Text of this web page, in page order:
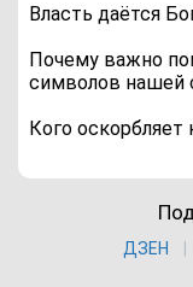
Власть даётся
Почему важно
символов нашей
Кого оскорбляет
ДЗЕН